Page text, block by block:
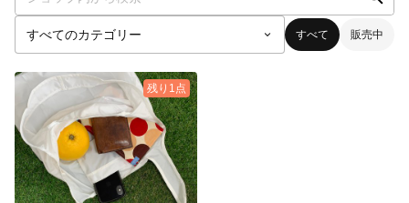
すべて 販売中
残り1点